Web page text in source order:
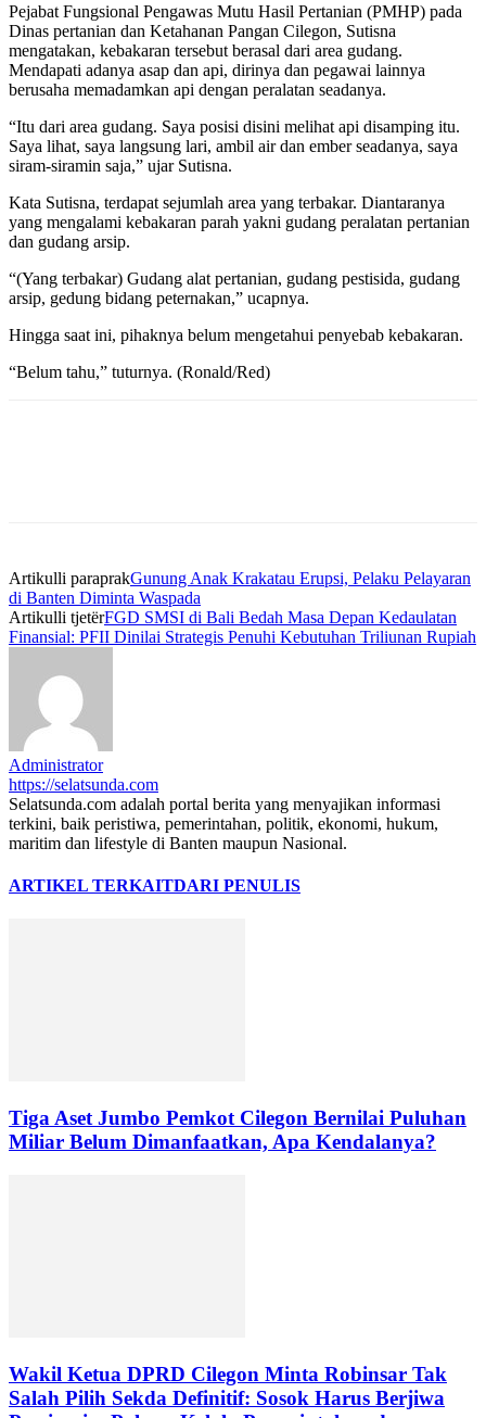
Pejabat Fungsional Pengawas Mutu Hasil Pertanian (PMHP) pada
Dinas pertanian dan Ketahanan Pangan Cilegon, Sutisna
mengatakan, kebakaran tersebut berasal dari area gudang.
Mendapati adanya asap dan api, dirinya dan pegawai lainnya
berusaha memadamkan api dengan peralatan seadanya.
“Itu dari area gudang. Saya posisi disini melihat api disamping itu.
Saya lihat, saya langsung lari, ambil air dan ember seadanya, saya
siram-siramin saja,” ujar Sutisna.
Kata Sutisna, terdapat sejumlah area yang terbakar. Diantaranya
yang mengalami kebakaran parah yakni gudang peralatan pertanian
dan gudang arsip.
“(Yang terbakar) Gudang alat pertanian, gudang pestisida, gudang
arsip, gedung bidang peternakan,” ucapnya.
Hingga saat ini, pihaknya belum mengetahui penyebab kebakaran.
“Belum tahu,” tuturnya. (Ronald/Red)
Artikulli paraprakGunung Anak Krakatau Erupsi, Pelaku Pelayaran
di Banten Diminta Waspada
Artikulli tjetërFGD SMSI di Bali Bedah Masa Depan Kedaulatan
Finansial: PFII Dinilai Strategis Penuhi Kebutuhan Triliunan Rupiah
Administrator
https://selatsunda.com
Selatsunda.com adalah portal berita yang menyajikan informasi
terkini, baik peristiwa, pemerintahan, politik, ekonomi, hukum,
maritim dan lifestyle di Banten maupun Nasional.
ARTIKEL TERKAITDARI PENULIS
Tiga Aset Jumbo Pemkot Cilegon Bernilai Puluhan
Miliar Belum Dimanfaatkan, Apa Kendalanya?
Wakil Ketua DPRD Cilegon Minta Robinsar Tak
Salah Pilih Sekda Definitif: Sosok Harus Berjiwa